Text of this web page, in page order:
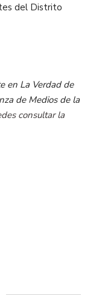
del Distrito
en La Verdad de
de Medios de la
consultar la